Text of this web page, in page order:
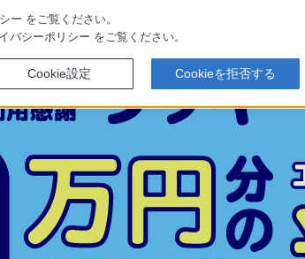
ー をご覧ください。
バシーポリシー をご覧ください。
Cookie設定 Cookieを拒否する